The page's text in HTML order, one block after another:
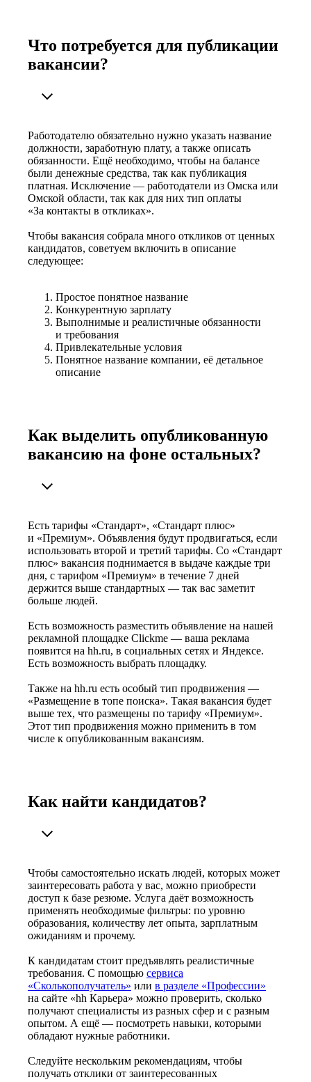
Что потребуется для публикации
вакансии?
Работодателю обязательно нужно указать название
должности, заработную плату, а также описать
обязанности. Ещё необходимо, чтобы на балансе
были денежные средства, так как публикация
платная. Исключение — работодатели из Омска или
Омской области, так как для них тип оплаты
«За контакты в откликах».
Чтобы вакансия собрала много откликов от ценных
кандидатов, советуем включить в описание
следующее:
Простое понятное название
Конкурентную зарплату
Выполнимые и реалистичные обязанности
и требования
Привлекательные условия
Понятное название компании, её детальное
описание
Как выделить опубликованную
вакансию на фоне остальных?
Есть тарифы «Стандарт», «Стандарт плюс»
и «Премиум». Объявления будут продвигаться, если
использовать второй и третий тарифы. Со «Стандарт
плюс» вакансия поднимается в выдаче каждые три
дня, с тарифом «Премиум» в течение 7 дней
держится выше стандартных — так вас заметит
больше людей.
Есть возможность разместить объявление на нашей
рекламной площадке Clickme — ваша реклама
появится на hh.ru, в социальных сетях и Яндексе.
Есть возможность выбрать площадку.
Также на hh.ru есть особый тип продвижения —
«Размещение в топе поиска». Такая вакансия будет
выше тех, что размещены по тарифу «Премиум».
Этот тип продвижения можно применить в том
числе к опубликованным вакансиям.
Как найти кандидатов?
Чтобы самостоятельно искать людей, которых может
заинтересовать работа у вас, можно приобрести
доступ к базе резюме. Услуга даёт возможность
применять необходимые фильтры: по уровню
образования, количеству лет опыта, зарплатным
ожиданиям и прочему.
К кандидатам стоит предъявлять реалистичные
требования. С помощью сервиса
«Сколькополучатель» или в разделе «Профессии»
на сайте «hh Карьера» можно проверить, сколько
получают специалисты из разных сфер и с разным
опытом. А ещё — посмотреть навыки, которыми
обладают нужные работники.
Следуйте нескольким рекомендациям, чтобы
получать отклики от заинтересованных